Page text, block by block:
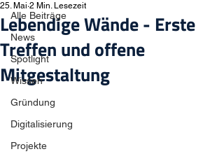
Alle Beiträge
News
Spotlight
Wissen
Gründung
Digitalisierung
Projekte
Lebendige Wände - Erste
Treffen und offene
Mitgestaltung
25. Mai 2 Min. Lesezeit